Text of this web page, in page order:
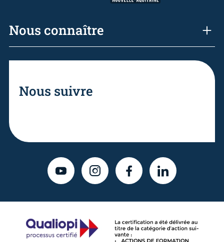
Nous connaître
Nous suivre
YOUTUBEINSTAGRAMFACEBOOKLINKEDIN